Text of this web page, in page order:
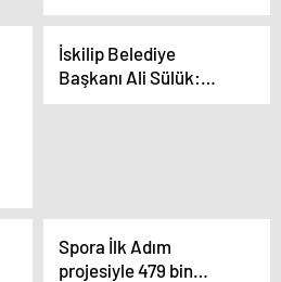
İçin Proje Hazırlandı
İskilip Belediye
Başkanı Ali Sülük:
Yaptıklarımız
Spora İlk Adım
projesiyle 479 bin